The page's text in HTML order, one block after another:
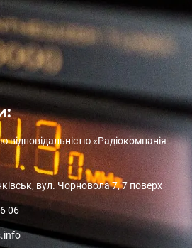
«Радіокомпанія
вул. Чорновола 7, 7 поверх
06